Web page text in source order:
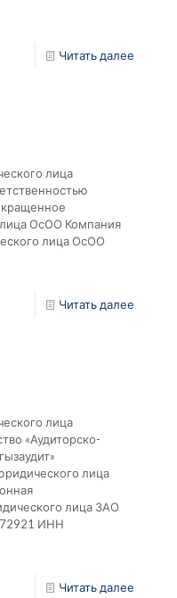
Читать далее
лица
ОсОО Компания
лица ОсОО
Читать далее
лица
«Аудиторско-
лица
лица ЗАО
ИНН
Читать далее